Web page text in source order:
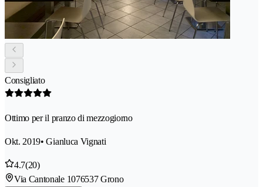
Consigliato
Ottimo per il pranzo di mezzogiorno
Okt. 2019• Gianluca Vignati
4.7(20)
Via Cantonale 1076537 Grono